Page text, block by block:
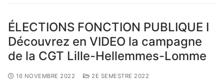
ÉLECTIONS FONCTION PUBLIQUE I
Découvrez en VIDEO la campagne
de la CGT Lille-Hellemmes-Lomme
16 NOVEMBRE 2022 2E SEMESTRE 2022